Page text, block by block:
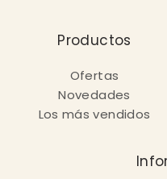
Productos
Ofertas
Novedades
Los más vendidos